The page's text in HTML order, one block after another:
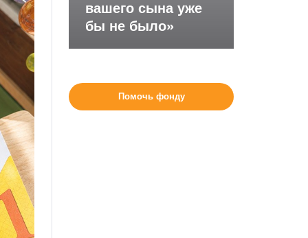
вашего сына уже
бы не было»
Помочь фонду